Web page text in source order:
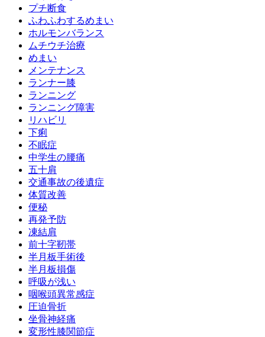
プチ断食
ふわふわするめまい
ホルモンバランス
ムチウチ治療
めまい
メンテナンス
ランナー膝
ランニング
ランニング障害
リハビリ
下痢
不眠症
中学生の腰痛
五十肩
交通事故の後遺症
体質改善
便秘
再発予防
凍結肩
前十字靭帯
半月板手術後
半月板損傷
呼吸が浅い
咽喉頭異常感症
圧迫骨折
坐骨神経痛
変形性膝関節症